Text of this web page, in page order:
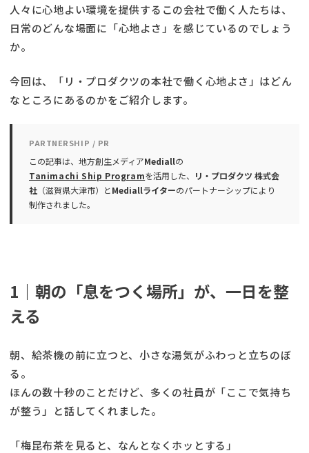
人々に心地よい環境を提供するこの会社で働く人たちは、
日常のどんな場面に「心地よさ」を感じているのでしょう
か。
今回は、「リ・プロダクツの本社で働く心地よさ」はどん
なところにあるのかをご紹介します。
PARTNERSHIP / PR
この記事は、地方創生メディアMediallの
Tanimachi Ship Programを活用した、
リ・プロダクツ 株式会
社 （滋賀県大津市）とMediallライターのパートナーシップにより
制作されました。
1｜朝の「息をつく場所」が、一日を整
える
朝、給茶機の前に立つと、小さな湯気がふわっと立ちのぼ
る。
ほんの数十秒のことだけど、多くの社員が「ここで気持ち
が整う」と話してくれました。
「梅昆布茶を見ると、なんとなくホッとする」